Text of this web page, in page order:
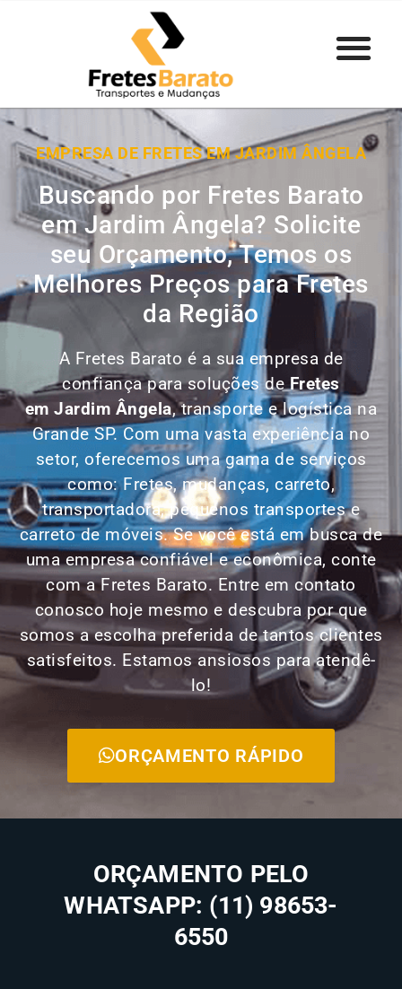
EMPRESA DE FRETES EM JARDIM ÂNGELA
Buscando por Fretes Barato
em Jardim Ângela? Solicite
seu Orçamento, Temos os
Melhores Preços para Fretes
da Região
A Fretes Barato é a sua empresa de
confiança para soluções deFretes
emJardim Ângela, transporte e logística na
Grande SP. Com uma vasta experiência no
setor, oferecemos uma gama de serviços
como: Fretes, mudanças, carreto,
transportadora, pequenos transportes e
carreto de móveis. Se você está em busca de
uma empresa confiável e econômica, conte
com a Fretes Barato. Entre em contato
conosco hoje mesmo e descubra por que
somos a escolha preferida de tantos clientes
satisfeitos. Estamos ansiosos para atendê-
lo!
ORÇAMENTO RÁPIDO
ORÇAMENTO PELO
WHATSAPP: (11) 98653-
6550